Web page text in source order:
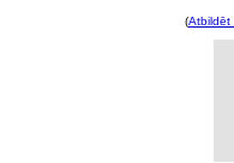
(Atbildēt